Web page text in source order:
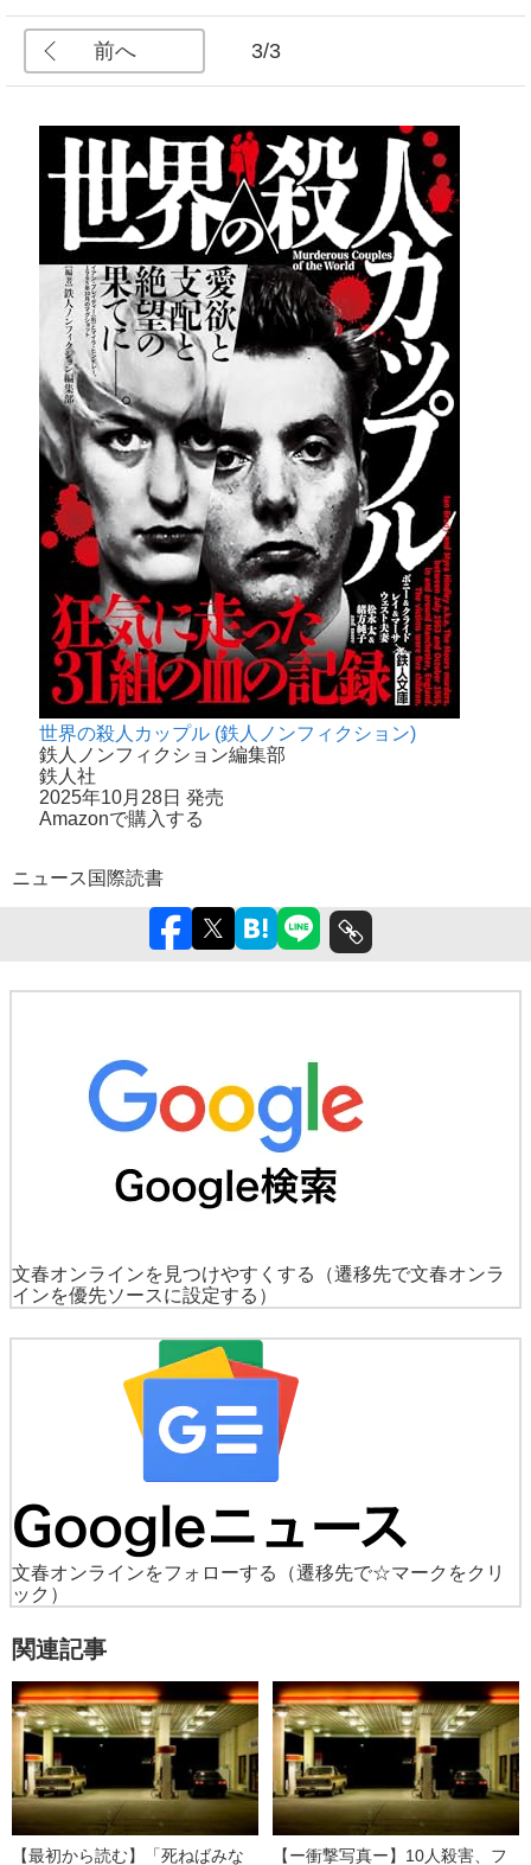
前へ 3/3
世界の殺人カップル (鉄人ノンフィクション)
鉄人ノンフィクション編集部
鉄人社
2025年10月28日 発売
Amazonで購入する
ニュース 国際読書
文春オンラインを見つけやすくする
（遷移先で文春オンラ
インを優先ソースに設定する）
文春オンラインをフォローする
（遷移先で☆マークをクリ
ック）
関連記事
【最初から読む】「死ねばみな 【ー衝撃写真ー】10人殺害、フ